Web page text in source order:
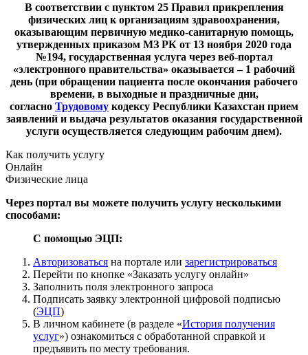
В соответствии с пунктом 25 Правил прикрепления
физических лиц к организациям здравоохранения,
оказывающим первичную медико-санитарную помощь,
утвержденных приказом МЗ РК от 13 ноября 2020 года
№194, государственная услуга через веб-портал
«электронного правительства» оказывается – 1 рабочий
день (при обращении пациента после окончания рабочего
времени, в выходные и праздничные дни,
согласно Трудовому кодексу Республики Казахстан прием
заявлений и выдача результатов оказания государственной
услуги осуществляется следующим рабочим днем).
Как получить услугу
Онлайн
Физические лица
Через портал вы можете получить услугу несколькими
способами:
С помощью ЭЦП:
Авторизоваться на портале или зарегистрироваться
Перейти по кнопке «Заказать услугу онлайн»
Заполнить поля электронного запроса
Подписать заявку электронной цифровой подписью
(ЭЦП)
В личном кабинете (в разделе «История получения
услуг») ознакомиться с обработанной справкой и
предъявить по месту требования.